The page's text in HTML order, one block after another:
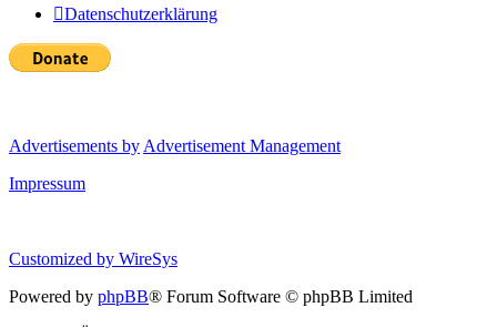
Datenschutzerklärung
Advertisements by Advertisement Management
Impressum
Customized by WireSys
Powered by phpBB® Forum Software © phpBB Limited